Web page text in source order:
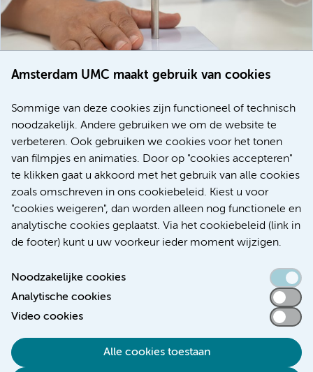
Amsterdam UMC maakt gebruik van cookies
Sommige van deze cookies zijn functioneel of technisch
noodzakelijk. Andere gebruiken we om de website te
verbeteren. Ook gebruiken we cookies voor het tonen
van filmpjes en animaties. Door op "cookies accepteren"
te klikken gaat u akkoord met het gebruik van alle cookies
zoals omschreven in ons cookiebeleid. Kiest u voor
"cookies weigeren", dan worden alleen nog functionele en
analytische cookies geplaatst. Via het cookiebeleid (link in
de footer) kunt u uw voorkeur ieder moment wijzigen.
Noodzakelijke cookies
Analytische cookies
Video cookies
Alle cookies toestaan
voor patiënten met alvleesklierkanker verbeteren
Meer
Toegankelijkheidsverklaring
Algemene privacyverklaring